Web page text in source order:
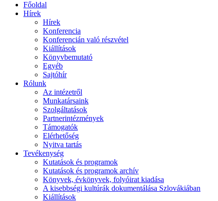
Főoldal
Hírek
Hírek
Konferencia
Konferencián való részvétel
Kiállítások
Könyvbemutató
Egyéb
Sajtóhír
Rólunk
Az intézetről
Munkatársaink
Szolgáltatások
Partnerintézmények
Támogatók
Elérhetőség
Nyitva tartás
Tevékenység
Kutatások és programok
Kutatások és programok archív
Könyvek, évkönyvek, folyóirat kiadása
A kisebbségi kultúrák dokumentálása Szlovákiában
Kiállítások